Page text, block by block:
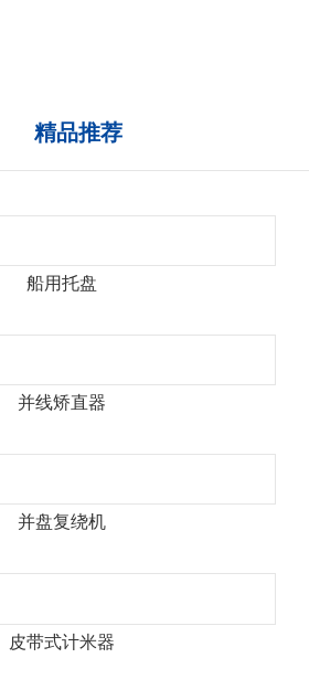
精品推荐
船用托盘
并线矫直器
并盘复绕机
皮带式计米器